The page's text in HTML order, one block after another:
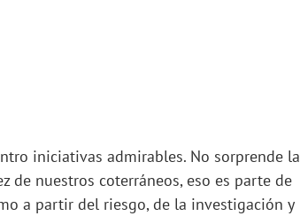
iniciativas admirables. No sorprende la
de nuestros coterráneos, eso es parte de
a partir del riesgo, de la investigación y